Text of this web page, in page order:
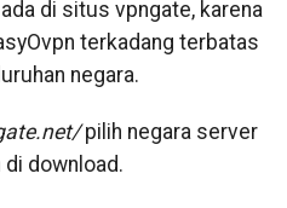
di situs vpngate, karena
terkadang terbatas
negara.
pilih negara server
download.